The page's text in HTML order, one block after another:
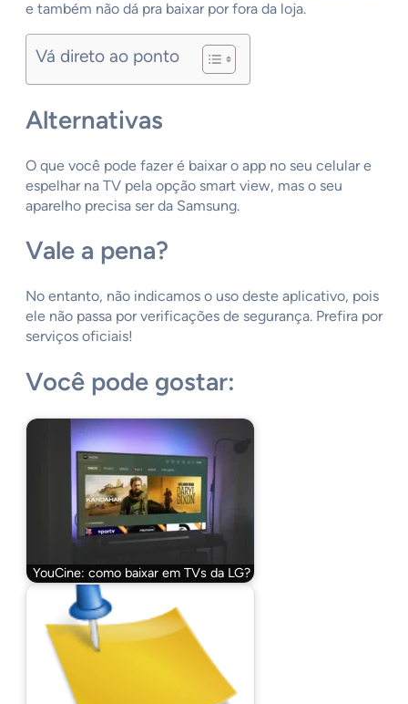
e também não dá pra baixar por fora da loja.
Vá direto ao ponto
Alternativas
O que você pode fazer é baixar o app no seu celular e
espelhar na TV pela opção smart view, mas o seu
aparelho precisa ser da Samsung.
Vale a pena?
No entanto, não indicamos o uso deste aplicativo, pois
ele não passa por verificações de segurança. Prefira por
serviços oficiais!
Você pode gostar:
YouCine: como baixar em TVs da LG?